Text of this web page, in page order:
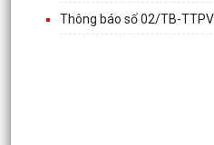
Thông báo số 02/TB-